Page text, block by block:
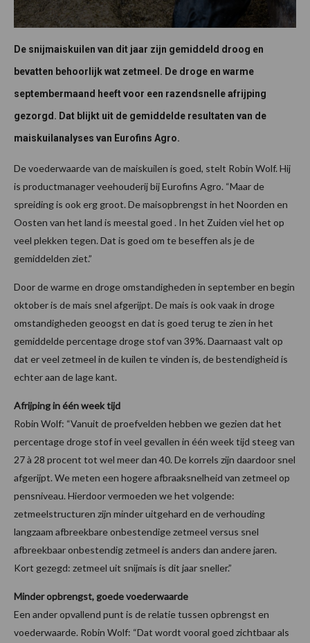
De snijmaiskuilen van dit jaar zijn gemiddeld droog en
bevatten behoorlijk wat zetmeel. De droge en warme
septembermaand heeft voor een razendsnelle afrijping
gezorgd. Dat blijkt uit de gemiddelde resultaten van de
maiskuilanalyses van Eurofins Agro.
De voederwaarde van de maiskuilen is goed, stelt Robin Wolf. Hij
is productmanager veehouderij bij Eurofins Agro. “Maar de
spreiding is ook erg groot. De maisopbrengst in het Noorden en
Oosten van het land is meestal goed . In het Zuiden viel het op
veel plekken tegen. Dat is goed om te beseffen als je de
gemiddelden ziet.”
Door de warme en droge omstandigheden in september en begin
oktober is de mais snel afgerijpt. De mais is ook vaak in droge
omstandigheden geoogst en dat is goed terug te zien in het
gemiddelde percentage droge stof van 39%. Daarnaast valt op
dat er veel zetmeel in de kuilen te vinden is, de bestendigheid is
echter aan de lage kant.
Afrijping in één week tijd
Robin Wolf: “Vanuit de proefvelden hebben we gezien dat het
percentage droge stof in veel gevallen in één week tijd steeg van
27 à 28 procent tot wel meer dan 40. De korrels zijn daardoor snel
afgerijpt. We meten een hogere afbraaksnelheid van zetmeel op
pensniveau. Hierdoor vermoeden we het volgende:
zetmeelstructuren zijn minder uitgehard en de verhouding
langzaam afbreekbare onbestendige zetmeel versus snel
afbreekbaar onbestendig zetmeel is anders dan andere jaren.
Kort gezegd: zetmeel uit snijmais is dit jaar sneller.”
Minder opbrengst, goede voederwaarde
Een ander opvallend punt is de relatie tussen opbrengst en
voederwaarde. Robin Wolf: “Dat wordt vooral goed zichtbaar als